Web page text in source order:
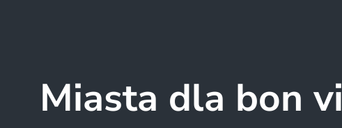
Miasta dla bon